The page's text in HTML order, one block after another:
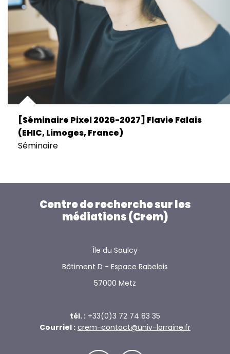
[Séminaire Pixel 2026-2027] Flavie Falais
(EHIC, Limoges, France)
Séminaire
Centre de recherche sur les
médiations (Crem)
Île du Saulcy
Bâtiment D - Espace Rabelais
57000 Metz
tél. : +33(0)3 72 74 83 35
Courriel : crem-contact@univ-lorraine.fr